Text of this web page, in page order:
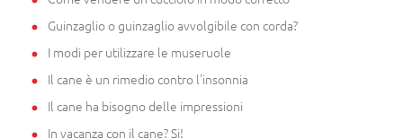
Guinzaglio o guinzaglio avvolgibile con corda?
I modi per utilizzare le museruole
Il cane è un rimedio contro l'insonnia
Il cane ha bisogno delle impressioni
In vacanza con il cane? Si!